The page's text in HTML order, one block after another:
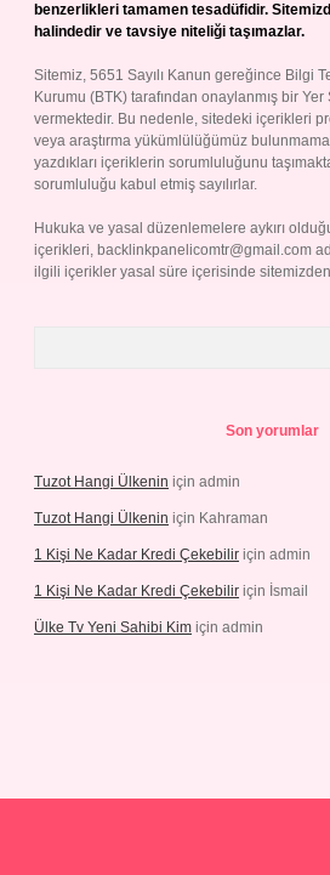
benzerlikleri tamamen tesadüfidir.
halindedir ve tavsiye niteliği taşımazlar.
Sitemiz, 5651 Sayılı Kanun gereğince Bilgi
Kurumu (BTK) tarafından onaylanmış bir Yer
vermektedir. Bu nedenle, sitedeki içerikleri
veya araştırma yükümlülüğümüz
yazdıkları içeriklerin sorumluluğunu
sorumluluğu kabul etmiş sayılırlar.
Hukuka ve yasal düzenlemelere aykırı
içerikleri, backlinkpanelicomtr@gmail.com
ilgili içerikler yasal süre içerisinde sitemizden
Son yorumlar
Tuzot Hangi Ülkenin için admin
Tuzot Hangi Ülkenin için Kahraman
1 Kişi Ne Kadar Kredi Çekebilir için admin
1 Kişi Ne Kadar Kredi Çekebilir için İsmail
Ülke Tv Yeni Sahibi Kim için admin